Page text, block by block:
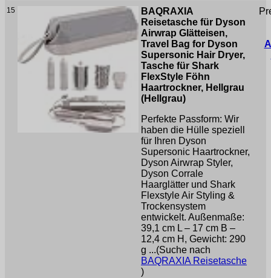
15
BAQRAXIA
Reisetasche für Dyson
Airwrap Glätteisen,
Travel Bag for Dyson
Supersonic Hair Dryer,
Tasche für Shark
FlexStyle Föhn
Haartrockner, Hellgrau
(Hellgrau)
Perfekte Passform: Wir
haben die Hülle speziell
für Ihren Dyson
Supersonic Haartrockner,
Dyson Airwrap Styler,
Dyson Corrale
Haarglätter und Shark
Flexstyle Air Styling &
Trockensystem
entwickelt. Außenmaße:
39,1 cm L – 17 cm B –
12,4 cm H, Gewicht: 290
g ...(Suche nach
BAQRAXIA Reisetasche
)